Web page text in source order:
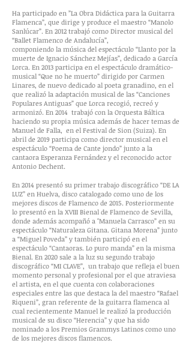
Ha participado en ”La Obra Didáctica para la Guitarra
Flamenca”, que dirige y produce el maestro “Manolo
Sanlúcar”. En 2012 trabajó como Director musical del
“Ballet Flamenco de Andalucía”,
componiendo la música del espectáculo “Llanto por la
muerte de Ignacio Sánchez Mejías”, dedicado a García
Lorca. En 2013 participa en el espectáculo dramático-
musical “Que no he muerto” dirigido por Carmen
Linares, de nuevo dedicado al poeta granadino, en el
que realizó la adaptación musical de las “Canciones
Populares Antiguas” que Lorca recogió, recreó y
armonizó. En 2014 trabajó con la Orquesta Báltica
haciendo su propia música además de hacer temas de
Manuel de Falla, en el Festival de Sion (Suiza). En
abril de 2019 participa como director musical en el
espectáculo “Poema de Cante jondo” junto a la
cantaora Esperanza Fernández y el reconocido actor
Antonio Dechent.
En 2014 presentó su primer trabajo discográfico “DE LA
LUZ” en Huelva, disco catalogado como uno de los
mejores discos de Flamenco de 2015. Posteriormente
lo presentó en la XVIII Bienal de Flamenco de Sevilla,
donde además acompañó a "Manuela Carrasco” en su
espectáculo “Naturaleza Gitana. Gitana Morena” junto
a “Miguel Poveda” y también participó en el
espectáculo “Cantaoras. Lo puro manda” en la misma
Bienal. En 2020 sale a la luz su segundo trabajo
discográfico “MI CLAVE”, un trabajo que refleja el buen
momento personal y profesional por el que atraviesa
el artista, en el que cuenta con colaboraciones
especiales entre las que destaca la del maestro “Rafael
Riqueni”, gran referente de la guitarra flamenca al
cual recientemente Manuel le realizó la producción
musical de su disco “Herencia” y que ha sido
nominado a los Premios Grammys Latinos como uno
de los mejores discos flamencos.